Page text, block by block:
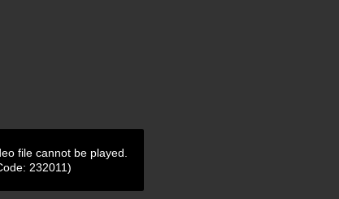
file cannot be played.
232011)